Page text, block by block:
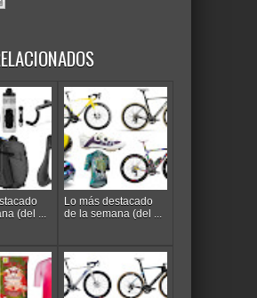
(del ...
Lo más destacado
de la semana (del ...